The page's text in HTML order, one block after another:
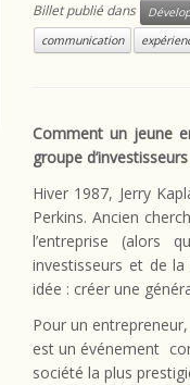
Billet publié dans
communication
Comment un jeune
groupe
Hiver 1987, Jerry
Perkins. Ancien
l’entreprise (alors
investisseurs et de
idée : créer une
Pour un
est un événement
société la plus